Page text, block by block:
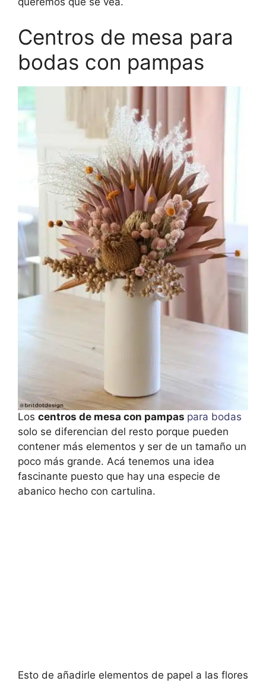
Centros de mesa para
bodas con pampas
Los centros de mesa con pampas para bodas
solo se diferencian del resto porque pueden
contener más elementos y ser de un tamaño un
poco más grande. Acá tenemos una idea
fascinante puesto que hay una especie de
abanico hecho con cartulina.
Esto de añadirle elementos de papel a las flores